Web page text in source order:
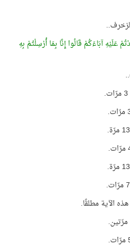
آبَاءَكُمْ قَالُوا إِنَّا بِمَا أُرْسِلْتُمْ بِهِ
الآية مطلقًا.